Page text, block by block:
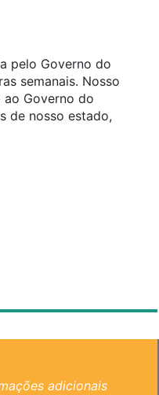
pelo Governo do
semanais. Nosso
Governo do
de nosso estado,
adicionais